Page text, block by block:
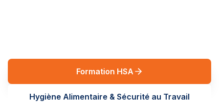
Formation HSA
Hygiène Alimentaire & Sécurité au Travail